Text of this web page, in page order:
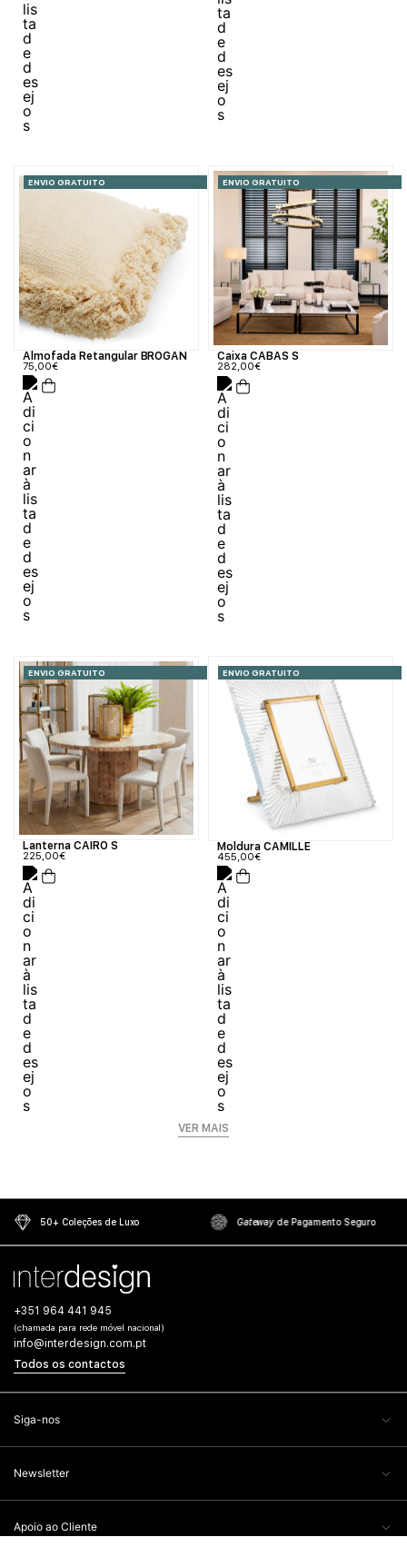
ENVIO GRATUITO
Almofada Retangular BROGAN
75,00€
ENVIO GRATUITO
Caixa CABAS S
282,00€
ENVIO GRATUITO
Lanterna CAIRO S
225,00€
ENVIO GRATUITO
Moldura CAMILLE
455,00€
VER MAIS
50+ Coleções de Luxo Gatewayde Pagamento Seguro
+351 964 441 945
(chamada para rede móvel nacional)
info@interdesign.com.pt
Todos os contactos
Siga-nos
Newsletter
Apoio ao Cliente